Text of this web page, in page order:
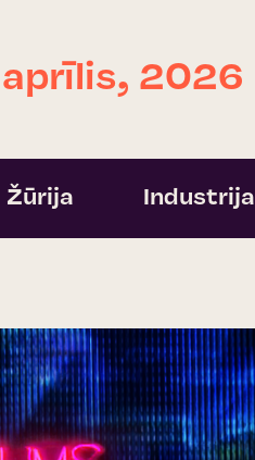
aprīlis, 2026
Žūrija Industrija